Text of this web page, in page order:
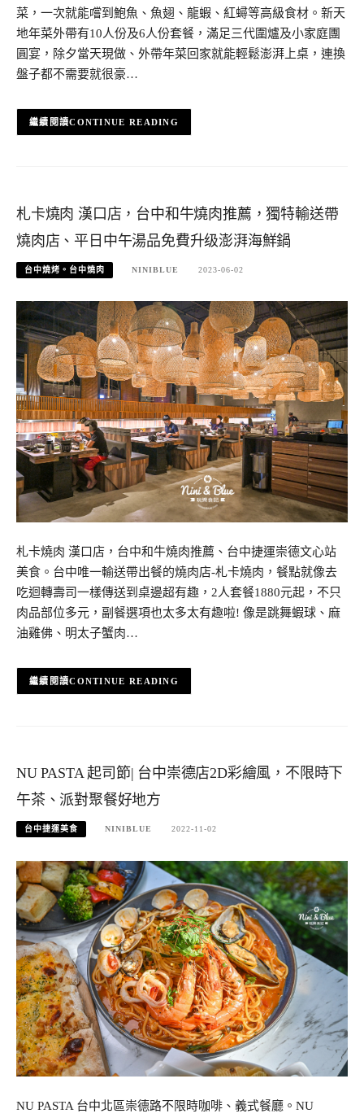
菜，一次就能嚐到鮑魚、魚翅、龍蝦、紅蟳等高級食材。新天
地年菜外帶有10人份及6人份套餐，滿足三代圍爐及小家庭團
圓宴，除夕當天現做、外帶年菜回家就能輕鬆澎湃上桌，連換
盤子都不需要就很豪…
CONTINUE READING
札卡燒肉 漢口店，台中和牛燒肉推薦，獨特輸送帶
燒肉店、平日中午湯品免費升级澎湃海鮮鍋
台中燒烤。台中燒肉 NINIBLUE 2023-06-02
札卡燒肉 漢口店，台中和牛燒肉推薦、台中捷運崇德文心站
美食。台中唯一輸送帶出餐的燒肉店-札卡燒肉，餐點就像去
吃迴轉壽司一樣傳送到桌邊超有趣，2人套餐1880元起，不只
肉品部位多元，副餐選項也太多太有趣啦! 像是跳舞蝦球、麻
油雞佛、明太子蟹肉…
CONTINUE READING
NU PASTA 起司節| 台中崇德店2D彩繪風，不限時下
午茶、派對聚餐好地方
台中捷運美食 NINIBLUE 2022-11-02
NU PASTA 台中北區崇德路不限時咖啡、義式餐廳。NU